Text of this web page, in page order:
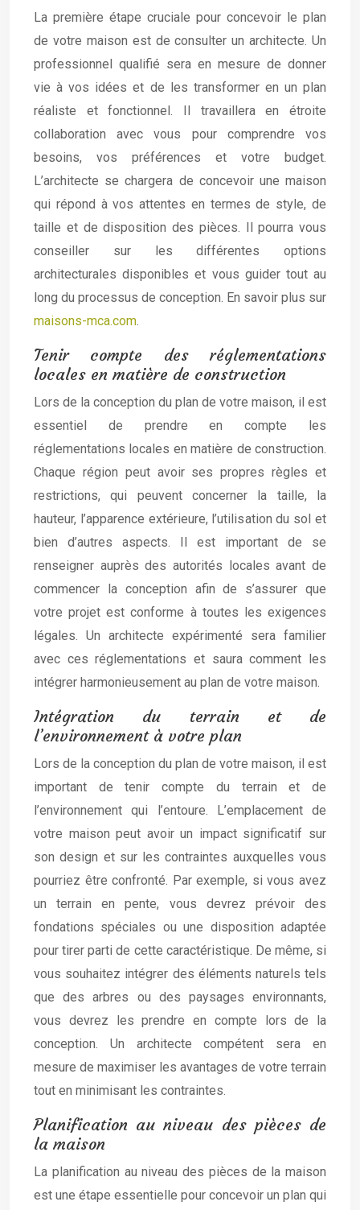
La première étape cruciale pour concevoir le plan
de votre maison est de consulter un architecte. Un
professionnel qualifié sera en mesure de donner
vie à vos idées et de les transformer en un plan
réaliste et fonctionnel. Il travaillera en étroite
collaboration avec vous pour comprendre vos
besoins, vos préférences et votre budget.
L’architecte se chargera de concevoir une maison
qui répond à vos attentes en termes de style, de
taille et de disposition des pièces. Il pourra vous
conseiller sur les différentes options
architecturales disponibles et vous guider tout au
long du processus de conception. En savoir plus sur
maisons-mca.com.
Tenir compte des réglementations
locales en matière de construction
Lors de la conception du plan de votre maison, il est
essentiel de prendre en compte les
réglementations locales en matière de construction.
Chaque région peut avoir ses propres règles et
restrictions, qui peuvent concerner la taille, la
hauteur, l’apparence extérieure, l’utilisation du sol et
bien d’autres aspects. Il est important de se
renseigner auprès des autorités locales avant de
commencer la conception afin de s’assurer que
votre projet est conforme à toutes les exigences
légales. Un architecte expérimenté sera familier
avec ces réglementations et saura comment les
intégrer harmonieusement au plan de votre maison.
Intégration du terrain et de
l’environnement à votre plan
Lors de la conception du plan de votre maison, il est
important de tenir compte du terrain et de
l’environnement qui l’entoure. L’emplacement de
votre maison peut avoir un impact significatif sur
son design et sur les contraintes auxquelles vous
pourriez être confronté. Par exemple, si vous avez
un terrain en pente, vous devrez prévoir des
fondations spéciales ou une disposition adaptée
pour tirer parti de cette caractéristique. De même, si
vous souhaitez intégrer des éléments naturels tels
que des arbres ou des paysages environnants,
vous devrez les prendre en compte lors de la
conception. Un architecte compétent sera en
mesure de maximiser les avantages de votre terrain
tout en minimisant les contraintes.
Planification au niveau des pièces de
la maison
La planification au niveau des pièces de la maison
est une étape essentielle pour concevoir un plan qui